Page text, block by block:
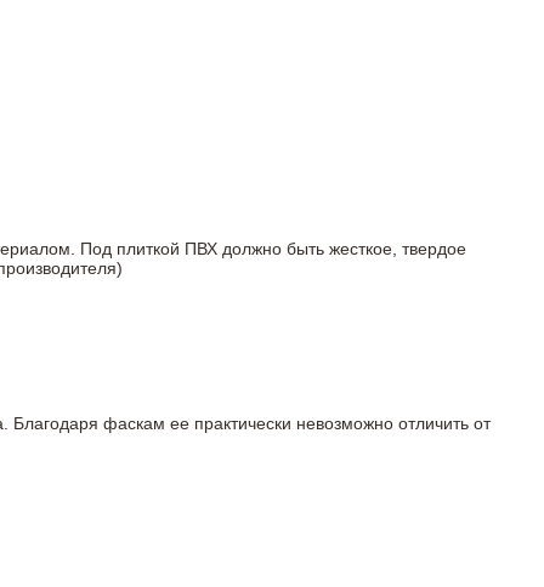
Под плиткой ПВХ должно быть жесткое, твердое
фаскам ее практически невозможно отличить от